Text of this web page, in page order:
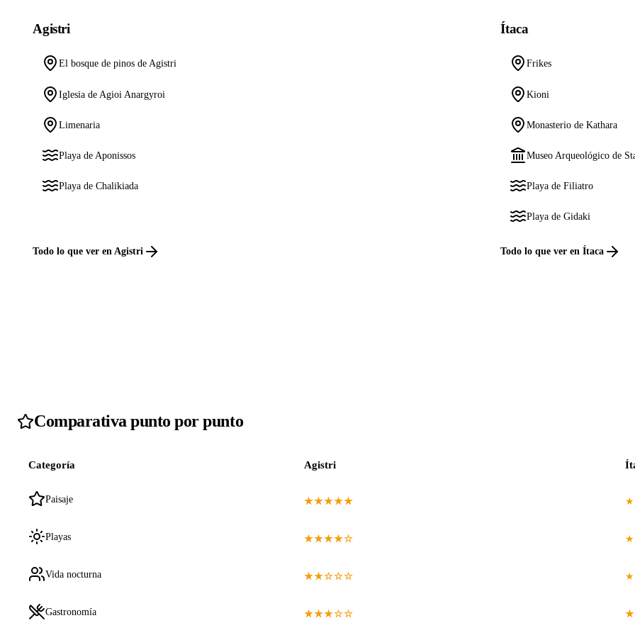
Agistri
El bosque de pinos de Agistri
Iglesia de Agioi Anargyroi
Limenaria
Playa de Aponissos
Playa de Chalikiada
Todo lo que ver en Agistri
Ítaca
Frikes
Kioni
Monasterio de Kathara
Museo Arqueológico de
Playa de Filiatro
Playa de Gidaki
Todo lo que ver en Ítaca
Comparativa punto por punto
Categoría Agistri
Paisaje ★★★★★
Playas ★★★★☆
Vida nocturna ★★☆☆☆
Gastronomía ★★★☆☆